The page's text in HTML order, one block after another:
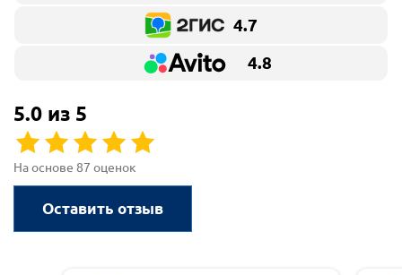
4.7
4.8
5.0 из 5
На основе 87 оценок
Оставить отзыв